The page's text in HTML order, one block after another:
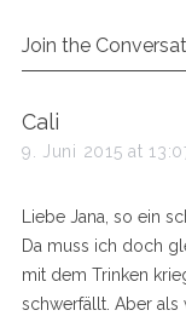
Join the
s
a
s
:
Cali
9. Juni 2015 at
Liebe Jana, so ein
Da muss ich doch
mit dem Trinken
schwerfällt. Aber als